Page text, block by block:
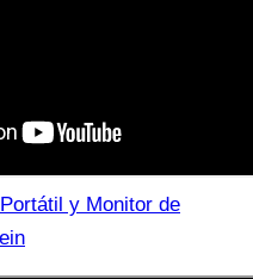
y Monitor de